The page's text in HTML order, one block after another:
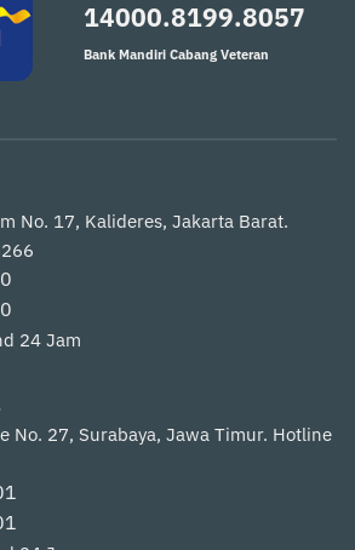
14000.8199.8057
Bank Mandiri Cabang Veteran
No. 17, Kalideres, Jakarta Barat.
24 Jam
No. 27, Surabaya, Jawa Timur. Hotline